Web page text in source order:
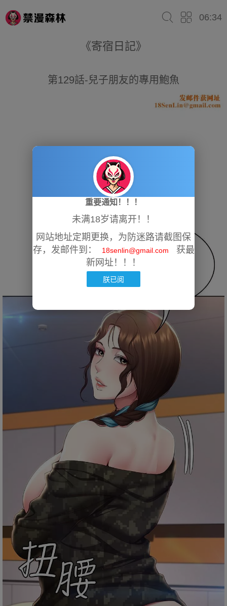
06:34
《寄宿日記》
第129話-兒子朋友的專用鮑魚
重要通知！！！
未满18岁请离开！！
网站地址定期更换，为防迷路请截图保
存，发邮件到：
18senlin@gmail.com
获最
新网址！！！
朕已阅